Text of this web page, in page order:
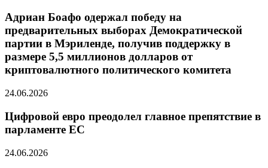
Адриан Боафо одержал победу на
предварительных выборах Демократической
партии в Мэриленде, получив поддержку в
размере 5,5 миллионов долларов от
криптовалютного политического комитета
24.06.2026
Цифровой евро преодолел главное препятствие в
парламенте ЕС
24.06.2026